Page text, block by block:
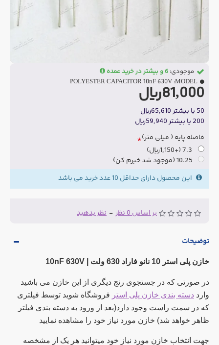
بر اساس 0 نظر - نظر بدهید
81,000ریال
50 یا بیشتر 65,610ریال
200 یا بیشتر 59,940ریال
موجودی: 6 و بیشتر در خرید عمده
MODEL:
POLYESTER CAPACITOR 10nF 630V
فاصله پایه ( میلی متر)
7.3(+1,150ریال)
10.25 (موجود شد خبرم کن)
این محصول دارای حداقل 10 عدد خرید می باشد
توضیحات
خازن پلی استر 10 نانو فاراد 630 ولت | 10nF 630V
در صورتی که در جستجوی رنج دیگری از این خازن می باشید
وارد دسته بندی خازن پلی استر فروشگاه شوید توسط فیلتری
که در سمت راست وجود دارد(بعد از ورود به دسته بندی فیلتر
ظاهر خواهد شد) خازن مورد نیاز خود را مشاهده نمایید
جهت انتخاب خازن مورد نیاز خود میتوانید هر یک از مشخصه